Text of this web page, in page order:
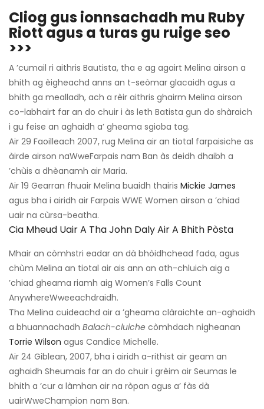
Cliog gus ionnsachadh mu Ruby
Riott agus a turas gu ruige seo
>>>
A ’cumail ri aithris Bautista, tha e ag agairt Melina airson a
bhith ag èigheachd anns an t-seòmar glacaidh agus a
bhith ga mealladh, ach a rèir aithris ghairm Melina airson
co-labhairt far an do chuir i às leth Batista gun do shàraich
i gu feise an aghaidh a’ gheama sgioba tag.
Air 29 Faoilleach 2007, rug Melina air an tiotal farpaisiche as
àirde airson naWweFarpais nam Ban às deidh dhaibh a
’chùis a dhèanamh air Maria.
Air 19 Gearran fhuair Melina buaidh thairis Mickie James
agus bha i airidh air Farpais WWE Women airson a ’chiad
uair na cùrsa-beatha.
Cia Mheud Uair A Tha John Daly Air A Bhith Pòsta
Mhair an còmhstri eadar an dà bhòidhchead fada, agus
chùm Melina an tiotal air ais ann an ath-chluich aig a
’chiad gheama riamh aig Women’s Falls Count
AnywhereWweeachdraidh.
Tha Melina cuideachd air a ’gheama clàraichte an-aghaidh
a bhuannachadh Balach-cluiche còmhdach nigheanan
Torrie Wilson agus Candice Michelle.
Air 24 Giblean, 2007, bha i airidh a-rithist air geam an
aghaidh Sheumais far an do chuir i grèim air Seumas le
bhith a ’cur a làmhan air na ròpan agus a’ fàs dà
uairWweChampion nam Ban.